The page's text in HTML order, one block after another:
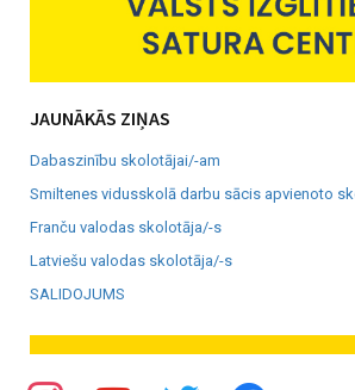
JAUNĀKĀS ZIŅAS
Dabaszinību skolotājai/-am
Smiltenes vidusskolā darbu sācis apvienoto
Franču valodas skolotāja/-s
Latviešu valodas skolotāja/-s
SALIDOJUMS